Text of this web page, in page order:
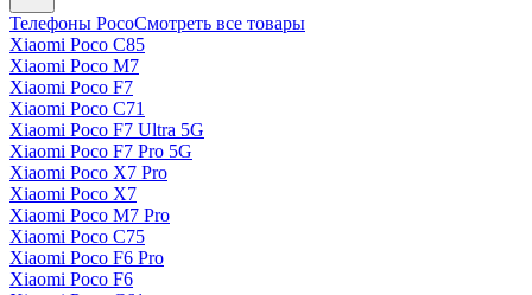
Телефоны PocoСмотреть все товары
Xiaomi Poco C85
Xiaomi Poco M7
Xiaomi Poco F7
Xiaomi Poco C71
Xiaomi Poco F7 Ultra 5G
Xiaomi Poco F7 Pro 5G
Xiaomi Poco X7 Pro
Xiaomi Poco X7
Xiaomi Poco M7 Pro
Xiaomi Poco C75
Xiaomi Poco F6 Pro
Xiaomi Poco F6